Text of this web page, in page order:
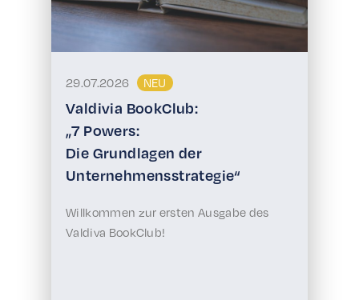
29.07.2026 NEU
Valdivia BookClub:
„7 Powers:
Die Grundlagen der
Unternehmensstrategie“
Willkommen zur ersten Ausgabe des
Valdiva BookClub!